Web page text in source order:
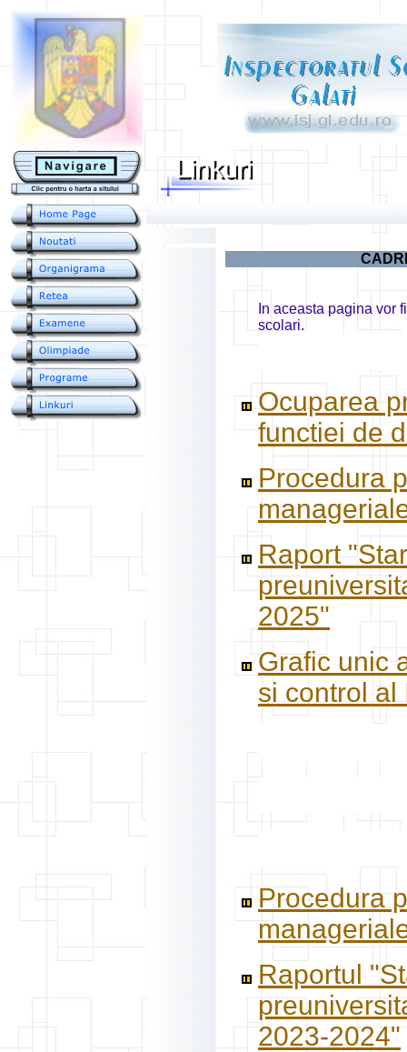
In aceasta pagina vor
scolari.
Ocuparea
functiei de
Procedura
Raport
2025"
Grafic unic
si control al
Procedura
Raportul
2023-2024"